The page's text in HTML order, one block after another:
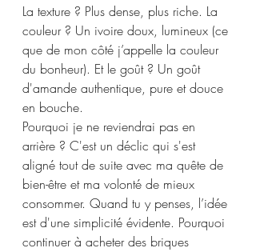
La texture ? Plus dense, plus riche. La
couleur ? Un ivoire doux, lumineux (ce
que de mon côté j’appelle la couleur
du bonheur). Et le goût ? Un goût
d'amande authentique, pure et douce
en bouche.
Pourquoi je ne reviendrai pas en
arrière ? C'est un déclic qui s'est
aligné tout de suite avec ma quête de
bien-être et ma volonté de mieux
consommer. Quand tu y penses, l’idée
est d'une simplicité évidente. Pourquoi
continuer à acheter des briques